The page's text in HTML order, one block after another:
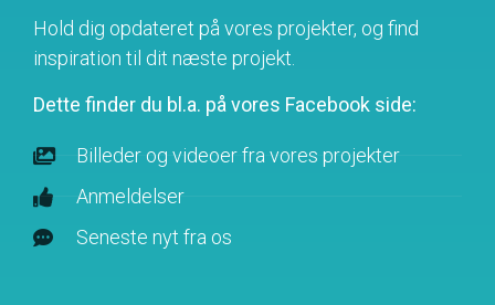
Hold dig opdateret på vores projekter, og find
inspiration til dit næste projekt.
Dette finder du bl.a. på vores Facebook side:
Billeder og videoer fra vores projekter
Anmeldelser
Seneste nyt fra os